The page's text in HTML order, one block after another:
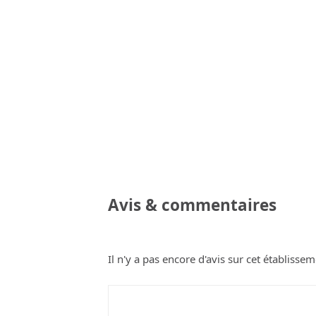
Avis & commentaires
Il n'y a pas encore d'avis sur cet